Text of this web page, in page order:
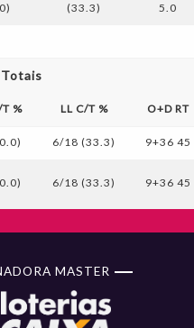
(33.3)
5.0
Totais
% LL C/T % O+D RT
6/18 (33.3) 9+36 45
6/18 (33.3) 9+36 45
MASTER